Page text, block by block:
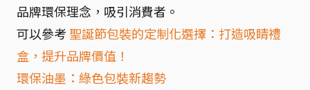
品牌環保理念，吸引消費者。
可以參考 聖誕節包裝的定制化選擇：打造吸睛禮
盒，提升品牌價值！
環保油墨：綠色包裝新趨勢